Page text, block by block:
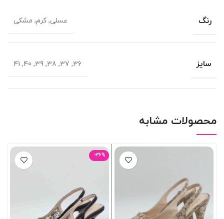
رنگ عسلی, کرم, مشکی
سایز 36, 37, 38, 39, 40, 41
محصولات مشابه
-36%